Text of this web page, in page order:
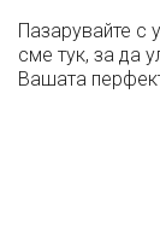
Пазарувайте с
сме тук, за да
Вашата